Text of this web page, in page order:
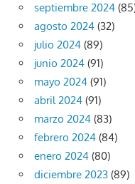
septiembre 2024
agosto 2024 (32)
julio 2024 (89)
junio 2024 (91)
mayo 2024 (91)
abril 2024 (91)
marzo 2024 (83)
febrero 2024 (84)
enero 2024 (80)
diciembre 2023 (89)